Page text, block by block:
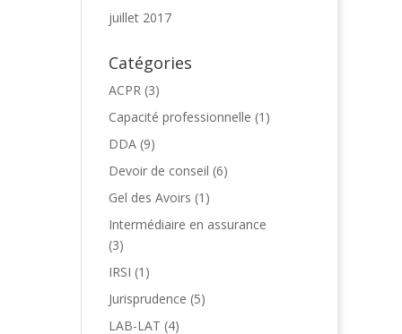
juillet 2017
Catégories
ACPR(3)
Capacité professionnelle (1)
DDA(9)
Devoir de conseil (6)
Gel des Avoirs (1)
Intermédiaire en assurance
(3)
IRSI (1)
Jurisprudence (5)
LAB-LAT (4)